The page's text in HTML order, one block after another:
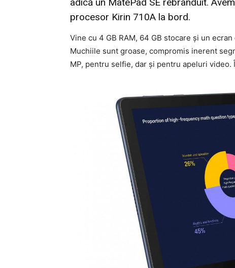
procesor Kirin 710A la bord.
Vine cu 4 GB RAM, 64 GB stocare şi un
Muchiile sunt groase, compromis inerent
MP, pentru selfie, dar şi pentru apeluri